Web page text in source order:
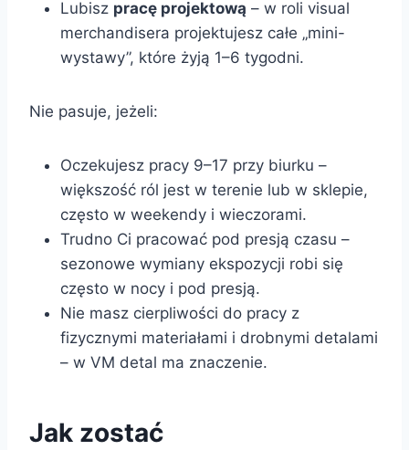
Lubisz pracę projektową – w roli visual
merchandisera projektujesz całe „mini-
wystawy”, które żyją 1–6 tygodni.
Nie pasuje, jeżeli:
Oczekujesz pracy 9–17 przy biurku –
większość ról jest w terenie lub w sklepie,
często w weekendy i wieczorami.
Trudno Ci pracować pod presją czasu –
sezonowe wymiany ekspozycji robi się
często w nocy i pod presją.
Nie masz cierpliwości do pracy z
fizycznymi materiałami i drobnymi detalami
– w VM detal ma znaczenie.
Jak zostać